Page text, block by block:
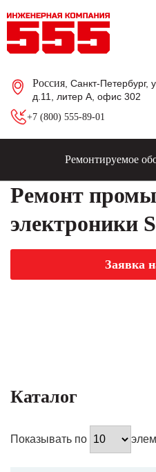
Россия , Санкт-Петербург,
д.11, литер А, офис 302
+7 (800) 555-89-01
Ремонтируемое
Ремонт
электроники
Заявка
Каталог
Показывать по